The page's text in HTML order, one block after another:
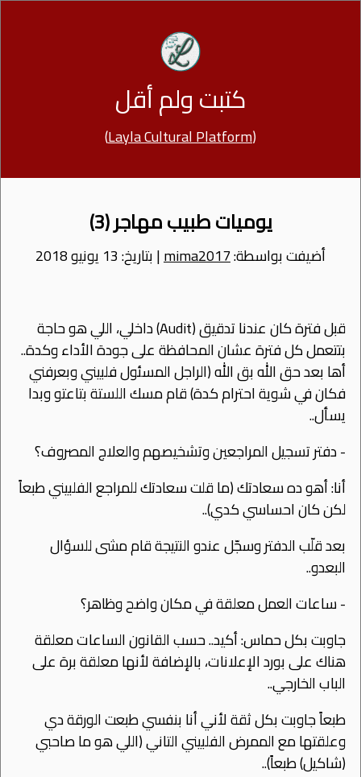
كتبت ولم أقل
(
Layla Cultural Platform
)
يوميات طبيب مهاجر (3)
أضيفت بواسطة:mima2017| بتاريخ: 13 يونيو 2018
قبل فترة كان عندنا تدقيق (Audit) داخلي، اللي هو حاجة
بتتعمل كل فترة عشان المحافظة على جودة اﻷداء وكدة..
أها بعد حق الله بق الله (الراجل المسئول فلبيني وبعرفني
فكان في شوية احترام كدة) قام مسك اللستة بتاعتو وبدا
يسأل..
- دفتر تسجيل المراجعين وتشخيصهم والعلاج المصروف؟
أنا: أهو ده سعادتك (ما قلت سعادتك للمراجع الفلبيني طبعاً
لكن كان احساسي كدي)..
بعد قلّب الدفتر وسجّل عندو النتيجة قام مشى للسؤال
البعدو..
- ساعات العمل معلقة في مكان واضح وظاهر؟
جاوبت بكل حماس: أكيد.. حسب القانون الساعات معلقة
هناك على بورد اﻹعلانات، باﻹضافة ﻷنها معلقة برة على
الباب الخارجي..
طبعاً جاوبت بكل ثقة ﻷني أنا بنفسي طبعت الورقة دي
وعلقتها مع الممرض الفلبيني التاني (اللي هو ما صاحبي
(شاكيل) طبعاً)..